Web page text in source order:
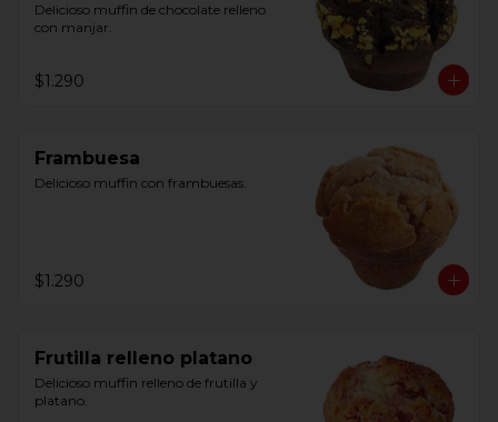
Delicioso muffin de chocolate relleno
con manjar.
$1.290
Frambuesa
Delicioso muffin con frambuesas.
$1.290
Frutilla relleno platano
Delicioso muffin relleno de frutilla y
platano.